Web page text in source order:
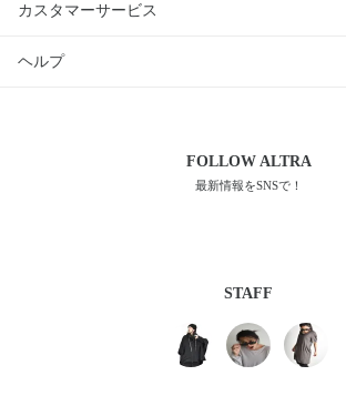
カスタマーサービス
ヘルプ
FOLLOWALTRA
最新情報をSNSで！
STAFF